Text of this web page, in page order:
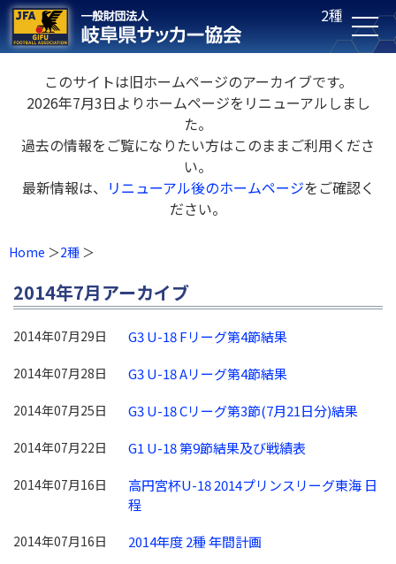
2種
このサイトは旧ホームページのアーカイブです。
2026年7月3日よりホームページをリニューアルしまし
た。
過去の情報をご覧になりたい方はこのままご利用くださ
い。
最新情報は、 リニューアル後のホームページをご確認く
ださい。
Home 2種
2014年7月アーカイブ
2014年07月29日 G3 U-18 Fリーグ第4節結果
2014年07月28日 G3 U-18 Aリーグ第4節結果
2014年07月25日 G3 U-18 Cリーグ第3節(7月21日分)結果
2014年07月22日 G1 U-18 第9節結果及び戦績表
2014年07月16日
高円宮杯U-18 2014プリンスリーグ東海 日
程
2014年07月16日 2014年度 2種 年間計画